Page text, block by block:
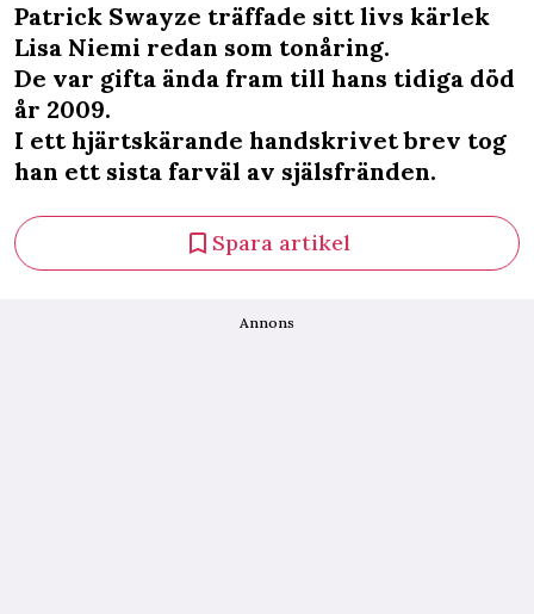
Patrick Swayze träffade sitt livs kärlek
Lisa Niemi redan som tonåring.
De var gifta ända fram till hans tidiga död
år 2009.
I ett hjärtskärande handskrivet brev tog
han ett sista farväl av själsfränden.
Spara artikel
Annons